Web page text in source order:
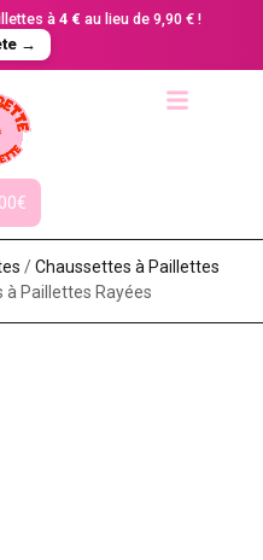
à 4 € au lieu de 9,90 € !
→
/Chaussettes à Paillettes
Paillettes Rayées